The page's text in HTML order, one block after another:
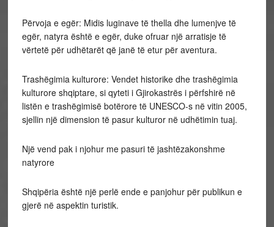
Përvoja e egër: Midis luginave të thella dhe lumenjve të
egër, natyra është e egër, duke ofruar një arratisje të
vërtetë për udhëtarët që janë të etur për aventura.
Trashëgimia kulturore: Vendet historike dhe trashëgimia
kulturore shqiptare, si qyteti i Gjirokastrës i përfshirë në
listën e trashëgimisë botërore të UNESCO-s në vitin 2005,
sjellin një dimension të pasur kulturor në udhëtimin tuaj.
Një vend pak i njohur me pasuri të jashtëzakonshme
natyrore
Shqipëria është një perlë ende e panjohur për publikun e
gjerë në aspektin turistik.